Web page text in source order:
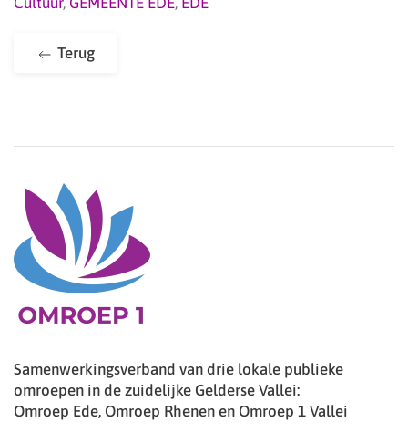
Terug
Samenwerkingsverband van drie lokale publieke
omroepen in de zuidelijke Gelderse Vallei:
Omroep Ede, Omroep Rhenen en Omroep 1 Vallei